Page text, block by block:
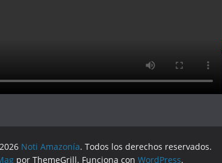
Noti Amazonía. Todos los derechos reservados.
por ThemeGrill. Funciona con WordPress.